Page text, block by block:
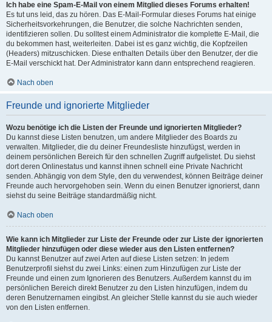
Ich habe eine Spam-E-Mail von einem Mitglied dieses Forums erhalten!
Es tut uns leid, das zu hören. Das E-Mail-Formular dieses Forums hat einige
Sicherheitsvorkehrungen, die Benutzer, die solche Nachrichten senden,
identifizieren sollen. Du solltest einem Administrator die komplette E-Mail, die
du bekommen hast, weiterleiten. Dabei ist es ganz wichtig, die Kopfzeilen
(Headers) mitzuschicken. Diese enthalten Details über den Benutzer, der die
E-Mail verschickt hat. Der Administrator kann dann entsprechend reagieren.
Nach oben
Freunde und ignorierte Mitglieder
Wozu benötige ich die Listen der Freunde und ignorierten Mitglieder?
Du kannst diese Listen benutzen, um andere Mitglieder des Boards zu
verwalten. Mitglieder, die du deiner Freundesliste hinzufügst, werden in
deinem persönlichen Bereich für den schnellen Zugriff aufgelistet. Du siehst
dort deren Onlinestatus und kannst ihnen schnell eine Private Nachricht
senden. Abhängig von dem Style, den du verwendest, können Beiträge deiner
Freunde auch hervorgehoben sein. Wenn du einen Benutzer ignorierst, dann
siehst du seine Beiträge standardmäßig nicht.
Nach oben
Wie kann ich Mitglieder zur Liste der Freunde oder zur Liste der ignorierten
Mitglieder hinzufügen oder diese wieder aus den Listen entfernen?
Du kannst Benutzer auf zwei Arten auf diese Listen setzen: In jedem
Benutzerprofil siehst du zwei Links: einen zum Hinzufügen zur Liste der
Freunde und einen zum Ignorieren des Benutzers. Außerdem kannst du im
persönlichen Bereich direkt Benutzer zu den Listen hinzufügen, indem du
deren Benutzernamen eingibst. An gleicher Stelle kannst du sie auch wieder
von den Listen entfernen.